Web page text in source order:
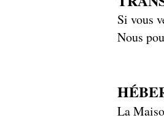
Si vous
Nous
La